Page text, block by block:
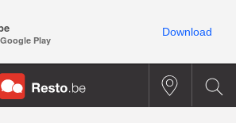
Play
Download